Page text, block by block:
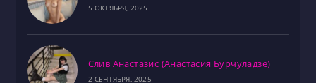
5 ОКТЯБРЯ, 2025
Слив Анастазис (Анастасия Бурчуладзе)
2 СЕНТЯБРЯ, 2025